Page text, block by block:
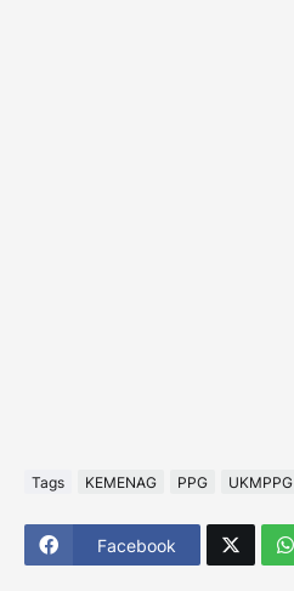
Tags KEMENAG PPG UKMPPG
Facebook